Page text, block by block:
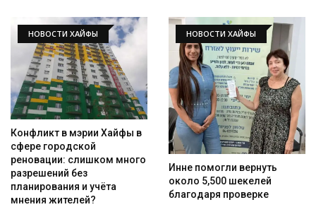
НОВОСТИ ХАЙФЫ
Конфликт в мэрии Хайфы в
сфере городской
реновации: слишком много
разрешений без
планирования и учёта
мнения жителей?
НОВОСТИ ХАЙФЫ
Инне помогли вернуть
около 5,500 шекелей
благодаря проверке